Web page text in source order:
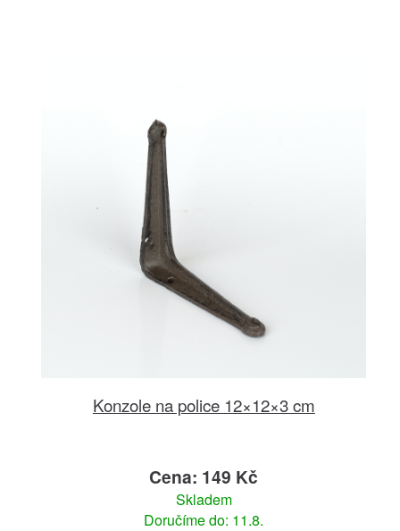
Konzole na police 12×12×3 cm
Cena: 149 Kč
Skladem
Doručíme do: 11.8.